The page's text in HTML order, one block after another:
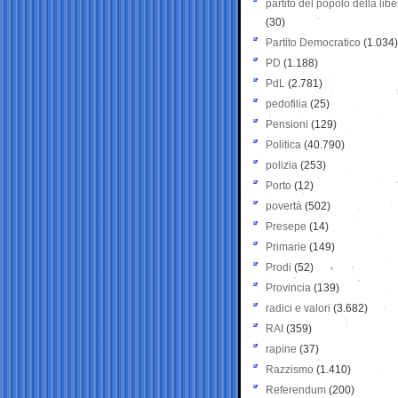
partito del popolo della
(30)
Partito Democratico (1.034)
PD (1.188)
PdL (2.781)
pedofilia (25)
Pensioni (129)
Politica (40.790)
polizia (253)
Porto (12)
povertà (502)
Presepe (14)
Primarie (149)
Prodi (52)
Provincia (139)
radici e valori (3.682)
RAI (359)
rapine (37)
Razzismo (1.410)
Referendum (200)